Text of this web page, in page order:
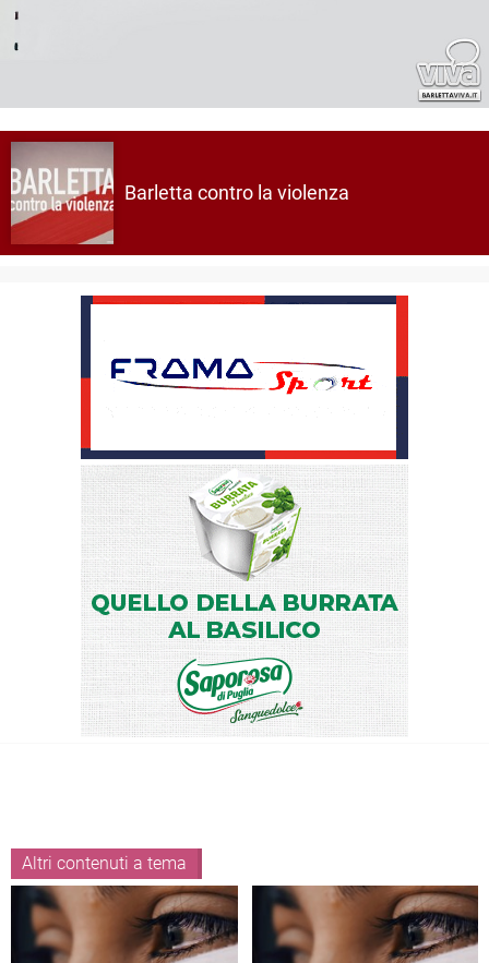
Barletta contro la violenza
Altri contenuti a tema